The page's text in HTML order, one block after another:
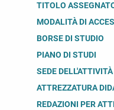
TITOLO
MODALITÀ DI
BORSE DI STUDIO
PIANO DI STUDI
SEDE DELL'ATTIVITÀ
ATTREZZATURA
REDAZIONI PER